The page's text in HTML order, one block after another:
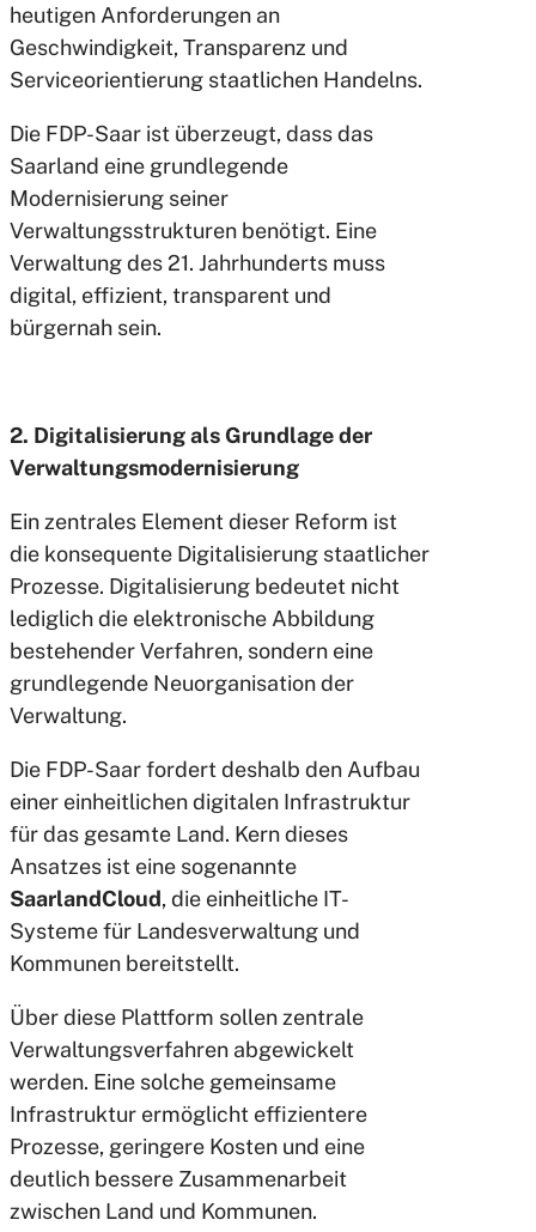
heutigen Anforderungen an
Geschwindigkeit, Transparenz und
Serviceorientierung staatlichen Handelns.
Die FDP-Saar ist überzeugt, dass das
Saarland eine grundlegende
Modernisierung seiner
Verwaltungsstrukturen benötigt. Eine
Verwaltung des 21. Jahrhunderts muss
digital, effizient, transparent und
bürgernah sein.
2. Digitalisierung als Grundlage der
Verwaltungsmodernisierung
Ein zentrales Element dieser Reform ist
die konsequente Digitalisierung staatlicher
Prozesse. Digitalisierung bedeutet nicht
lediglich die elektronische Abbildung
bestehender Verfahren, sondern eine
grundlegende Neuorganisation der
Verwaltung.
Die FDP-Saar fordert deshalb den Aufbau
einer einheitlichen digitalen Infrastruktur
für das gesamte Land. Kern dieses
Ansatzes ist eine sogenannte
SaarlandCloud, die einheitliche IT-
Systeme für Landesverwaltung und
Kommunen bereitstellt.
Über diese Plattform sollen zentrale
Verwaltungsverfahren abgewickelt
werden. Eine solche gemeinsame
Infrastruktur ermöglicht effizientere
Prozesse, geringere Kosten und eine
deutlich bessere Zusammenarbeit
zwischen Land und Kommunen.